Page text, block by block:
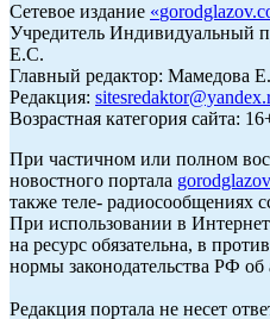
Сетевое издание «
Учредитель Индивидуальный
Е.С.
Главный редактор: Мамедова
Редакция:
Возрастная категория сайта:
При частичном или полном
новостного портала
также теле- радиосообщениях
При использовании в
на ресурс обязательна, в
нормы законодательства РФ
Редакция портала не несет